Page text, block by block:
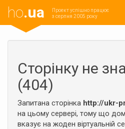
ho.ua
Проект успішно працює
з серпня 2005 року
Сторінку не
(404)
Запитана сторінка http://ukr-
на цьому сервері, тому що
вказує на жоден віртуальній